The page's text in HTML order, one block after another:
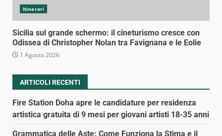
Itinerari
Sicilia sul grande schermo: il cineturismo cresce con
Odissea di Christopher Nolan tra Favignana e le Eolie
1 Agosto 2026
ARTICOLI RECENTI
Fire Station Doha apre le candidature per residenza
artistica gratuita di 9 mesi per giovani artisti 18-35 anni
Grammatica delle Aste: Come Funziona la Stima e il